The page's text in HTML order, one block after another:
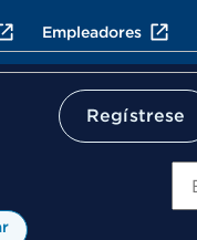
Empleadores
Regístrese